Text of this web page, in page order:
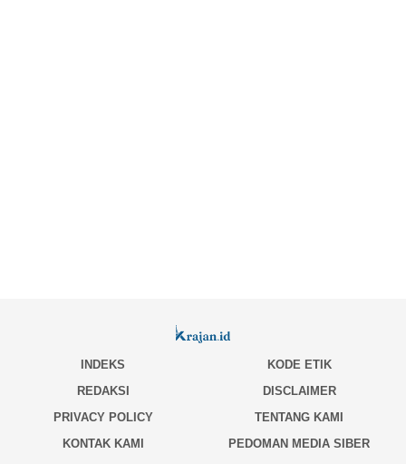
INDEKS
KODE ETIK
REDAKSI
DISCLAIMER
PRIVACY POLICY
TENTANG KAMI
KONTAK KAMI
PEDOMAN MEDIA SIBER